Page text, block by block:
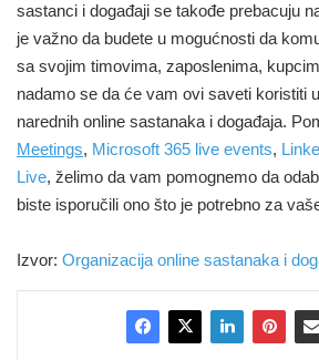
sastanci i događaji se takođe prebacuju
je važno da budete u mogućnosti da
sa svojim timovima, zaposlenima,
nadamo se da će vam ovi saveti koristiti
narednih online sastanaka i događaja.
Meetings, Microsoft 365 live events,
Live, želimo da vam pomognemo da
biste isporučili ono što je potrebno za
Izvor: Organizacija online sastanaka i